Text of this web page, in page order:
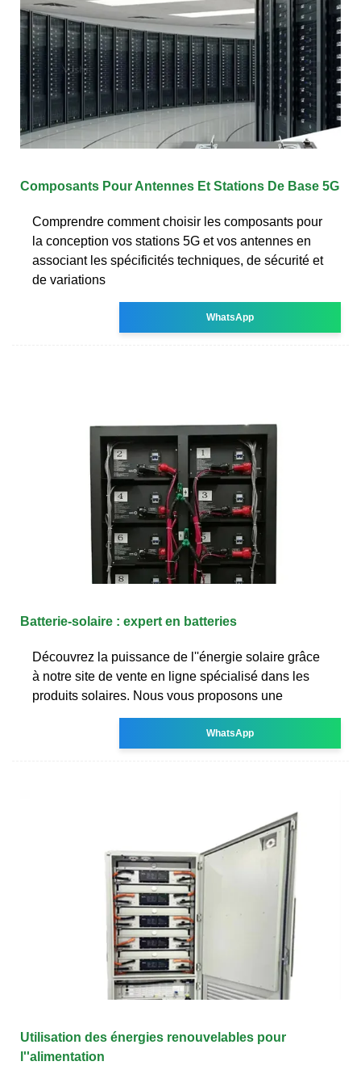
Composants Pour Antennes Et Stations De Base 5G
Comprendre comment choisir les composants pour
la conception vos stations 5G et vos antennes en
associant les spécificités techniques, de sécurité et
de variations
WhatsApp
Batterie-solaire : expert en batteries
Découvrez la puissance de l''énergie solaire grâce
à notre site de vente en ligne spécialisé dans les
produits solaires. Nous vous proposons une
WhatsApp
Utilisation des énergies renouvelables pour
l''alimentation